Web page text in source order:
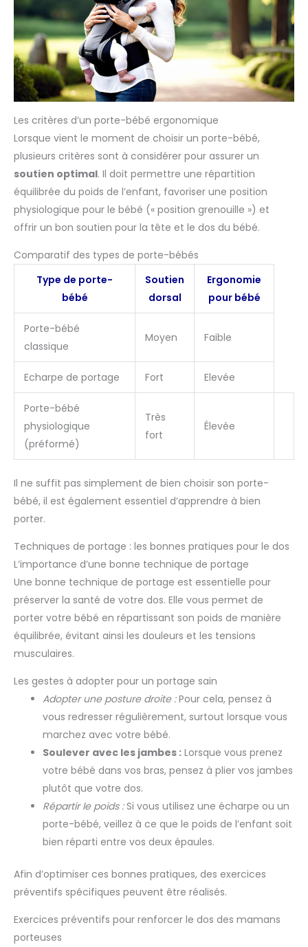
au confort, à la sécurité et à
un design moderne. Offrez non
seulement un produit, mais
aussi des moments précieux
de lien et de découvertes
partagées.
confort, de sécurité et de style.
Les critères d’un porte-bébé ergonomique
Lorsque vient le moment de choisir un porte-bébé,
plusieurs critères sont à considérer pour assurer un
soutien optimal. Il doit permettre une répartition
équilibrée du poids de l’enfant, favoriser une position
physiologique pour le bébé (« position grenouille ») et
offrir un bon soutien pour la tête et le dos du bébé.
Comparatif des types de porte-bébés
Type de porte-
bébé
Soutien
dorsal
Ergonomie
pour bébé
Porte-bébé
classique
Moyen Faible
Echarpe de portage Fort Elevée
Porte-bébé
physiologique
(préformé)
Très
fort
Élevée
Il ne suffit pas simplement de bien choisir son porte-
bébé, il est également essentiel d’apprendre à bien
porter.
Techniques de portage : les bonnes pratiques pour le dos
L’importance d’une bonne technique de portage
Une bonne technique de portage est essentielle pour
préserver la santé de votre dos. Elle vous permet de
porter votre bébé en répartissant son poids de manière
équilibrée, évitant ainsi les douleurs et les tensions
musculaires.
Les gestes à adopter pour un portage sain
Adopter une posture droite :Pour cela, pensez à
vous redresser régulièrement, surtout lorsque vous
marchez avec votre bébé.
Soulever avec les jambes : Lorsque vous prenez
votre bébé dans vos bras, pensez à plier vos jambes
plutôt que votre dos.
Répartir le poids :Si vous utilisez une écharpe ou un
porte-bébé, veillez à ce que le poids de l’enfant soit
bien réparti entre vos deux épaules.
Afin d’optimiser ces bonnes pratiques, des exercices
préventifs spécifiques peuvent être réalisés.
Exercices préventifs pour renforcer le dos des mamans
porteuses